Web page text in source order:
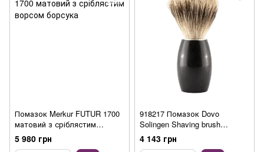
Помазок Merkur FUTUR 1700
матовий з сріблястим
ворсом борсука
5 980 грн
918217 Помазок Dovo
Solingen Shaving brush
Silvertip Badger
4 143 грн